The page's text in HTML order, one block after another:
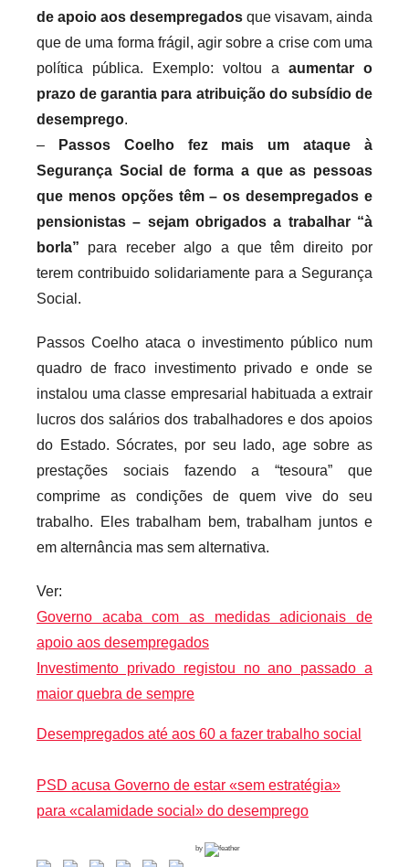
de apoio aos desempregados que visavam, ainda
que de uma forma frágil, agir sobre a crise com uma
política pública. Exemplo: voltou a aumentar o
prazo de garantia para atribuição do subsídio de
desemprego.
–
Passos Coelho fez mais um ataque à
Segurança Social de forma a que as pessoas
que menos opções têm – os desempregados e
pensionistas – sejam obrigados a trabalhar “à
borla” para receber algo a que têm direito por
terem contribuido solidariamente para a Segurança
Social.
Passos Coelho ataca o investimento público num
quadro de fraco investimento privado e onde se
instalou uma classe empresarial habituada a extrair
lucros dos salários dos trabalhadores e dos apoios
do Estado. Sócrates, por seu lado, age sobre as
prestações sociais fazendo a “tesoura” que
comprime as condições de quem vive do seu
trabalho. Eles trabalham bem, trabalham juntos e
em alternância mas sem alternativa.
Ver:
Governo acaba com as medidas adicionais de
apoio aos desempregados
Investimento privado registou no ano passado a
maior quebra de sempre
Desempregados até aos 60 a fazer trabalho social
PSD acusa Governo de estar «sem estratégia»
para «calamidade social» do desemprego
by